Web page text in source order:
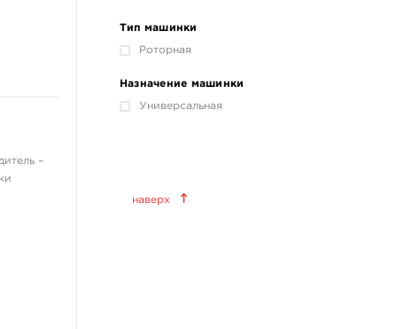
–
Тип машинки
Роторная
Назначение машинки
Универсальная
World Famous Tattoo Ink
наверх